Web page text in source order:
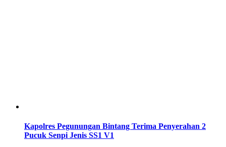
Kapolres Pegunungan Bintang Terima Penyerahan 2
Pucuk Senpi Jenis SS1 V1